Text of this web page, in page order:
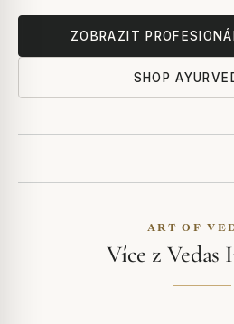
ZOBRAZIT
SHOP
ART OF
Více z Vedas